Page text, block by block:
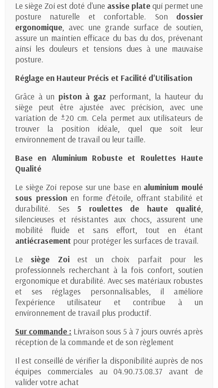
Le siège Zoi est doté d'une assise platequi permet une
posture naturelle et confortable. Son dossier
ergonomique, avec une grande surface de soutien,
assure un maintien efficace du bas du dos, prévenant
ainsi les douleurs et tensions dues à une mauvaise
posture.
Réglage en Hauteur Précis et Facilité d'Utilisation
Grâce à un piston à gaz performant, la hauteur du
siège peut être ajustée avec précision, avec une
variation de ±20 cm. Cela permet aux utilisateurs de
trouver la position idéale, quel que soit leur
environnement de travail ou leur taille.
Base en Aluminium Robuste et Roulettes Haute
Qualité
Le siège Zoi repose sur une base en aluminium moulé
sous pressionen forme d’étoile, offrant stabilité et
durabilité. Ses 5 roulettes de haute qualité,
silencieuses et résistantes aux chocs, assurent une
mobilité fluide et sans effort, tout en étant
antiécrasement pour protéger les surfaces de travail.
Lesiège Zoiest un choix parfait pour les
professionnels recherchant à la fois confort, soutien
ergonomique et durabilité. Avec ses matériaux robustes
et ses réglages personnalisables, il améliore
l'expérience utilisateur et contribue à un
environnement de travail plus productif.
Sur commande : Livraison sous 5 à 7 jours ouvrés après
réception de la commande et de son règlement
Il est conseillé de vérifier la disponibilité auprès de nos
équipes commerciales au 04.90.73.08.37 avant de
valider votre achat